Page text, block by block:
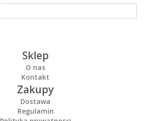
Sklep
O nas
Kontakt
Zakupy
Dostawa
Regulamin